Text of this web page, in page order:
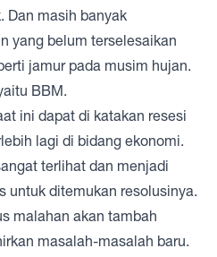
Dan masih banyak
yang belum terselesaikan
jamur pada musim hujan.
BBM.
ini dapat di katakan resesi
lagi di bidang ekonomi.
terlihat dan menjadi
untuk ditemukan resolusinya.
malahan akan tambah
masalah-masalah baru.